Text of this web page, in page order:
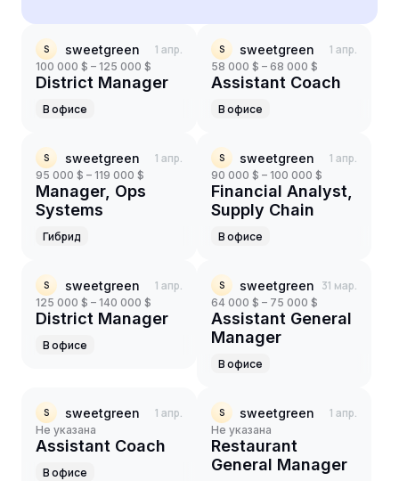
S sweetgreen 1 апр.
100 000 $ – 125 000 $
District Manager
В офисе
S sweetgreen 1 апр.
58 000 $ – 68 000 $
Assistant Coach
В офисе
S sweetgreen 1 апр.
95 000 $ – 119 000 $
Manager, Ops
Systems
Гибрид
S sweetgreen 1 апр.
90 000 $ – 100 000 $
Financial Analyst,
Supply Chain
В офисе
S sweetgreen 1 апр.
125 000 $ – 140 000 $
District Manager
В офисе
S sweetgreen 31 мар.
64 000 $ – 75 000 $
Assistant General
Manager
В офисе
S sweetgreen 1 апр.
Не указана
Assistant Coach
В офисе
S sweetgreen 1 апр.
Не указана
Restaurant
General Manager